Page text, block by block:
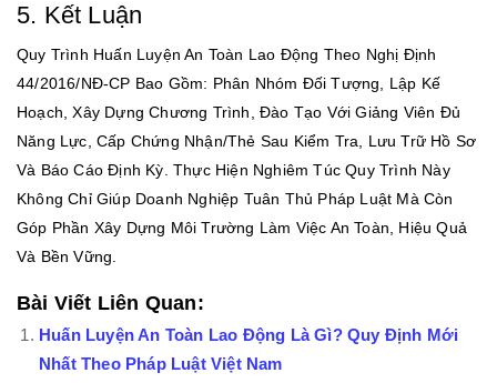
5. Kết Luận
Quy Trình Huấn Luyện An Toàn Lao Động Theo Nghị Định
44/2016/NĐ-CP Bao Gồm: Phân Nhóm Đối Tượng, Lập Kế
Hoạch, Xây Dựng Chương Trình, Đào Tạo Với Giảng Viên Đủ
Năng Lực, Cấp Chứng Nhận/thẻ Sau Kiểm Tra, Lưu Trữ Hồ Sơ
Và Báo Cáo Định Kỳ. Thực Hiện Nghiêm Túc Quy Trình Này
Không Chỉ Giúp Doanh Nghiệp Tuân Thủ Pháp Luật Mà Còn
Góp Phần Xây Dựng Môi Trường Làm Việc An Toàn, Hiệu Quả
Và Bền Vững.
Bài Viết Liên Quan:
Huấn Luyện An Toàn Lao Động Là Gì? Quy Định Mới
Nhất Theo Pháp Luật Việt Nam